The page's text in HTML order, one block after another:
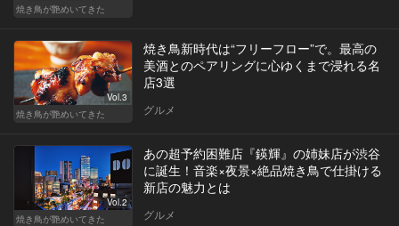
焼き鳥が艶めいてきた
Vol.3
焼き鳥が艶めいてきた
焼き鳥新時代は“フリーフロー”で。最高の
美酒とのペアリングに心ゆくまで浸れる名
店3選
グルメ
Vol.2
焼き鳥が艶めいてきた
あの超予約困難店『鍈輝』の姉妹店が渋谷
に誕生！音楽×夜景×絶品焼き鳥で仕掛ける
新店の魅力とは
グルメ